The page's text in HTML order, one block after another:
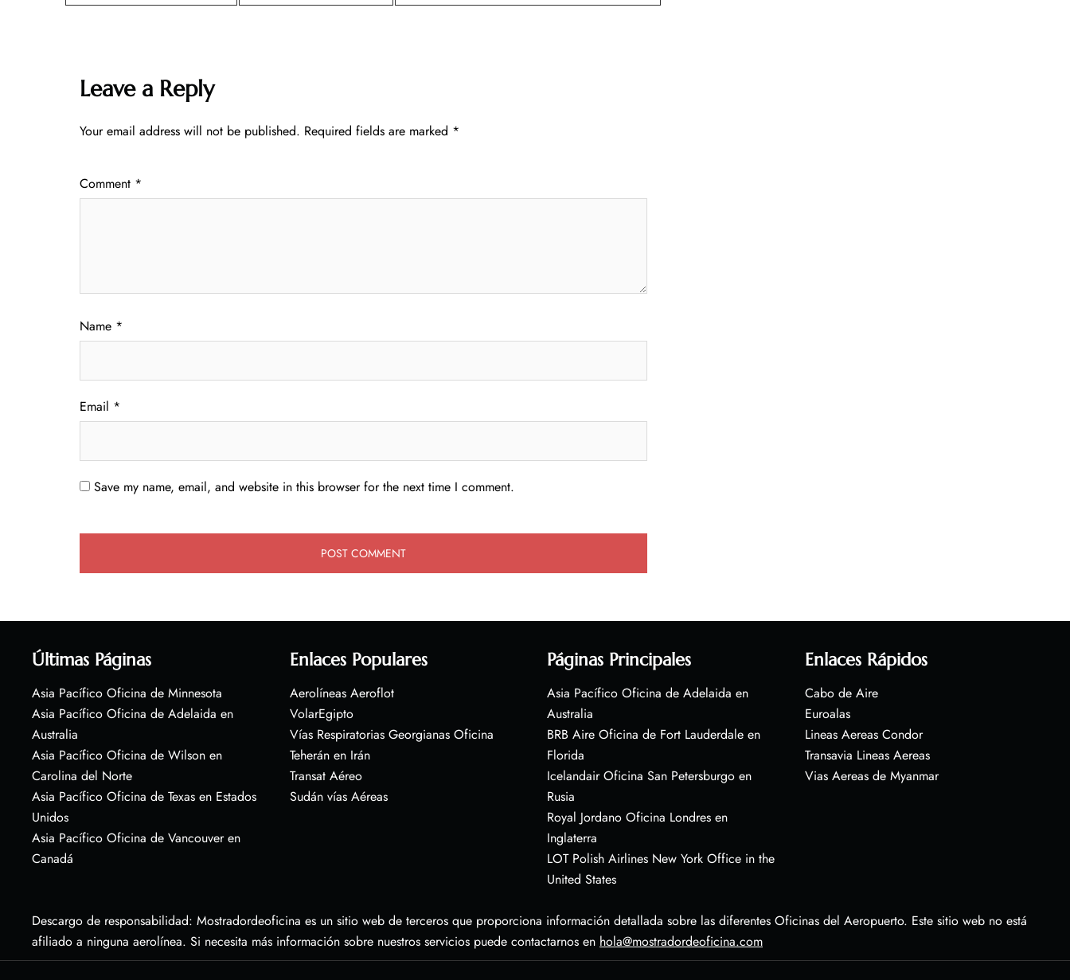
Leave a Reply
Your email address will not be published. Required fields are marked *
Comment *
Name *
Email *
Save my name, email, and website in this browser for the next time I comment.
Últimas Páginas
Asia Pacífico Oficina de Minnesota
Asia Pacífico Oficina de Adelaida en
Australia
Asia Pacífico Oficina de Wilson en
Carolina del Norte
Asia Pacífico Oficina de Texas en Estados
Unidos
Asia Pacífico Oficina de Vancouver en
Canadá
Enlaces Populares
Aerolíneas Aeroflot
VolarEgipto
Vías Respiratorias Georgianas Oficina
Teherán en Irán
Transat Aéreo
Sudán vías Aéreas
Páginas Principales
Asia Pacífico Oficina de Adelaida en
Australia
BRB Aire Oficina de Fort Lauderdale en
Florida
Icelandair Oficina San Petersburgo en
Rusia
Royal Jordano Oficina Londres en
Inglaterra
LOT Polish Airlines New York Office in the
United States
Enlaces Rápidos
Cabo de Aire
Euroalas
Lineas Aereas Condor
Transavia Lineas Aereas
Vias Aereas de Myanmar
Descargo de responsabilidad: Mostradordeoficina es un sitio web de terceros que proporciona información detallada sobre las diferentes Oficinas del Aeropuerto. Este sitio web no está
afiliado a ninguna aerolínea. Si necesita más información sobre nuestros servicios puede contactarnos en hola@mostradordeoficina.com